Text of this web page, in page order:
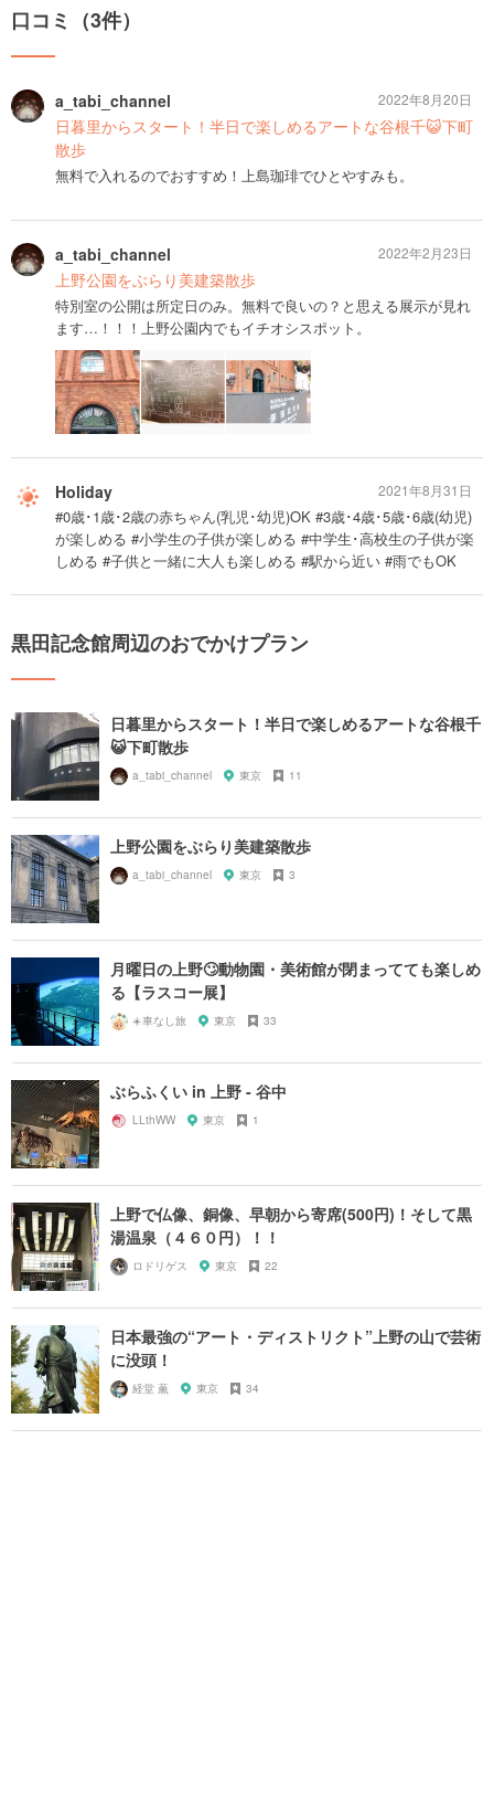
口コミ（3件）
a_tabi_channel
日暮里からスタート！半日で楽しめるアートな谷根千😺下町
散歩
無料で入れるのでおすすめ！上島珈琲でひとやすみも。
2022年8月20日
a_tabi_channel
上野公園をぶらり美建築散歩
特別室の公開は所定日のみ。無料で良いの？と思える展示が見れ
ます…！！！上野公園内でもイチオシスポット。
2022年2月23日
Holiday
#0歳･1歳･2歳の赤ちゃん(乳児･幼児)OK #3歳･4歳･5歳･6歳(幼児)
が楽しめる #小学生の子供が楽しめる #中学生･高校生の子供が楽
しめる #子供と一緒に大人も楽しめる #駅から近い #雨でもOK
2021年8月31日
黒田記念館周辺のおでかけプラン
日暮里からスタート！半日で楽しめるアートな谷根千
😺下町散歩
a_tabi_channel 東京 11
上野公園をぶらり美建築散歩
a_tabi_channel 東京 3
月曜日の上野🙄動物園・美術館が閉まってても楽しめ
る【ラスコー展】
☀️車なし旅 東京 33
ぶらふくい in 上野 - 谷中
LLthWW 東京 1
上野で仏像、銅像、早朝から寄席(500円)！そして黒
湯温泉（４６０円）！！
ロドリゲス 東京 22
日本最強の“アート・ディストリクト”上野の山で芸術
に没頭！
経堂 薫 東京 34